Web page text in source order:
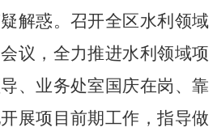
解惑。召开全区水利领域
议，全力推进水利领域项
、业务处室国庆在岗、靠
展项目前期工作，指导做